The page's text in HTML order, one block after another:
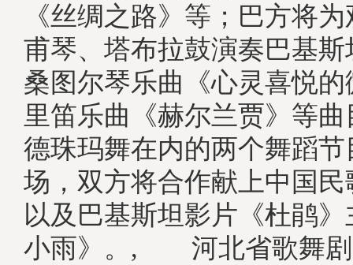
《丝绸之路》等；巴方将
甫琴、塔布拉鼓演奏巴基
桑图尔琴乐曲《心灵喜悦
里笛乐曲《赫尔兰贾》等
德珠玛舞在内的两个舞蹈
场，双方将合作献上中国
以及巴基斯坦影片《杜鹃
小雨》。, 河北省歌舞剧